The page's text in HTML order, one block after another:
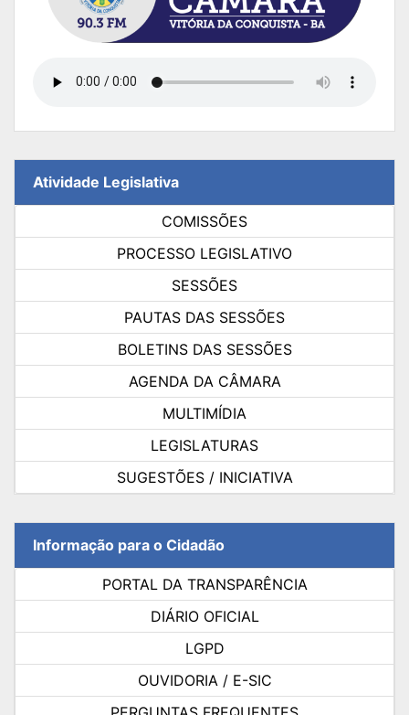
Atividade Legislativa
COMISSÕES
PROCESSO LEGISLATIVO
SESSÕES
PAUTAS DAS SESSÕES
BOLETINS DAS SESSÕES
AGENDA DA CÂMARA
MULTIMÍDIA
LEGISLATURAS
SUGESTÕES / INICIATIVA
Informação para o Cidadão
PORTAL DA TRANSPARÊNCIA
DIÁRIO OFICIAL
LGPD
OUVIDORIA / E-SIC